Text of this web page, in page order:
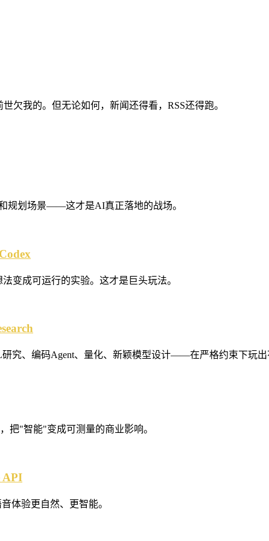
欠我的。但无论如何，新闻还得看，RSS还得跑。
规划场景——这才是AI真正落地的战场。
变成可运行的实验。这才是巨头玩法。
研究、编码Agent、量化、新颖模型设计——在严格约束下玩
把"智能"变成可测量的商业影响。
API
体验更自然、更智能。